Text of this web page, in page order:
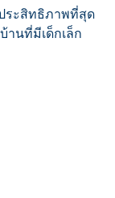
ระสิทธิภาพที่สุด
านที่มีเด็กเล็ก